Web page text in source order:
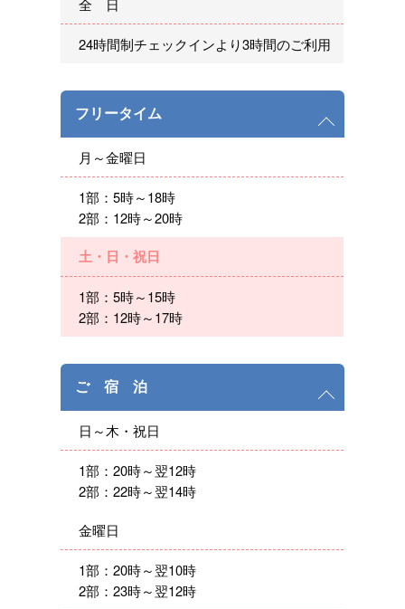
全 日
24時間制チェックインより3時間のご利用
フリータイム
月～金曜日
1部：5時～18時
2部：12時～20時
土・日・祝日
1部：5時～15時
2部：12時～17時
ご 宿 泊
日～木・祝日
1部：20時～翌12時
2部：22時～翌14時
金曜日
1部：20時～翌10時
2部：23時～翌12時